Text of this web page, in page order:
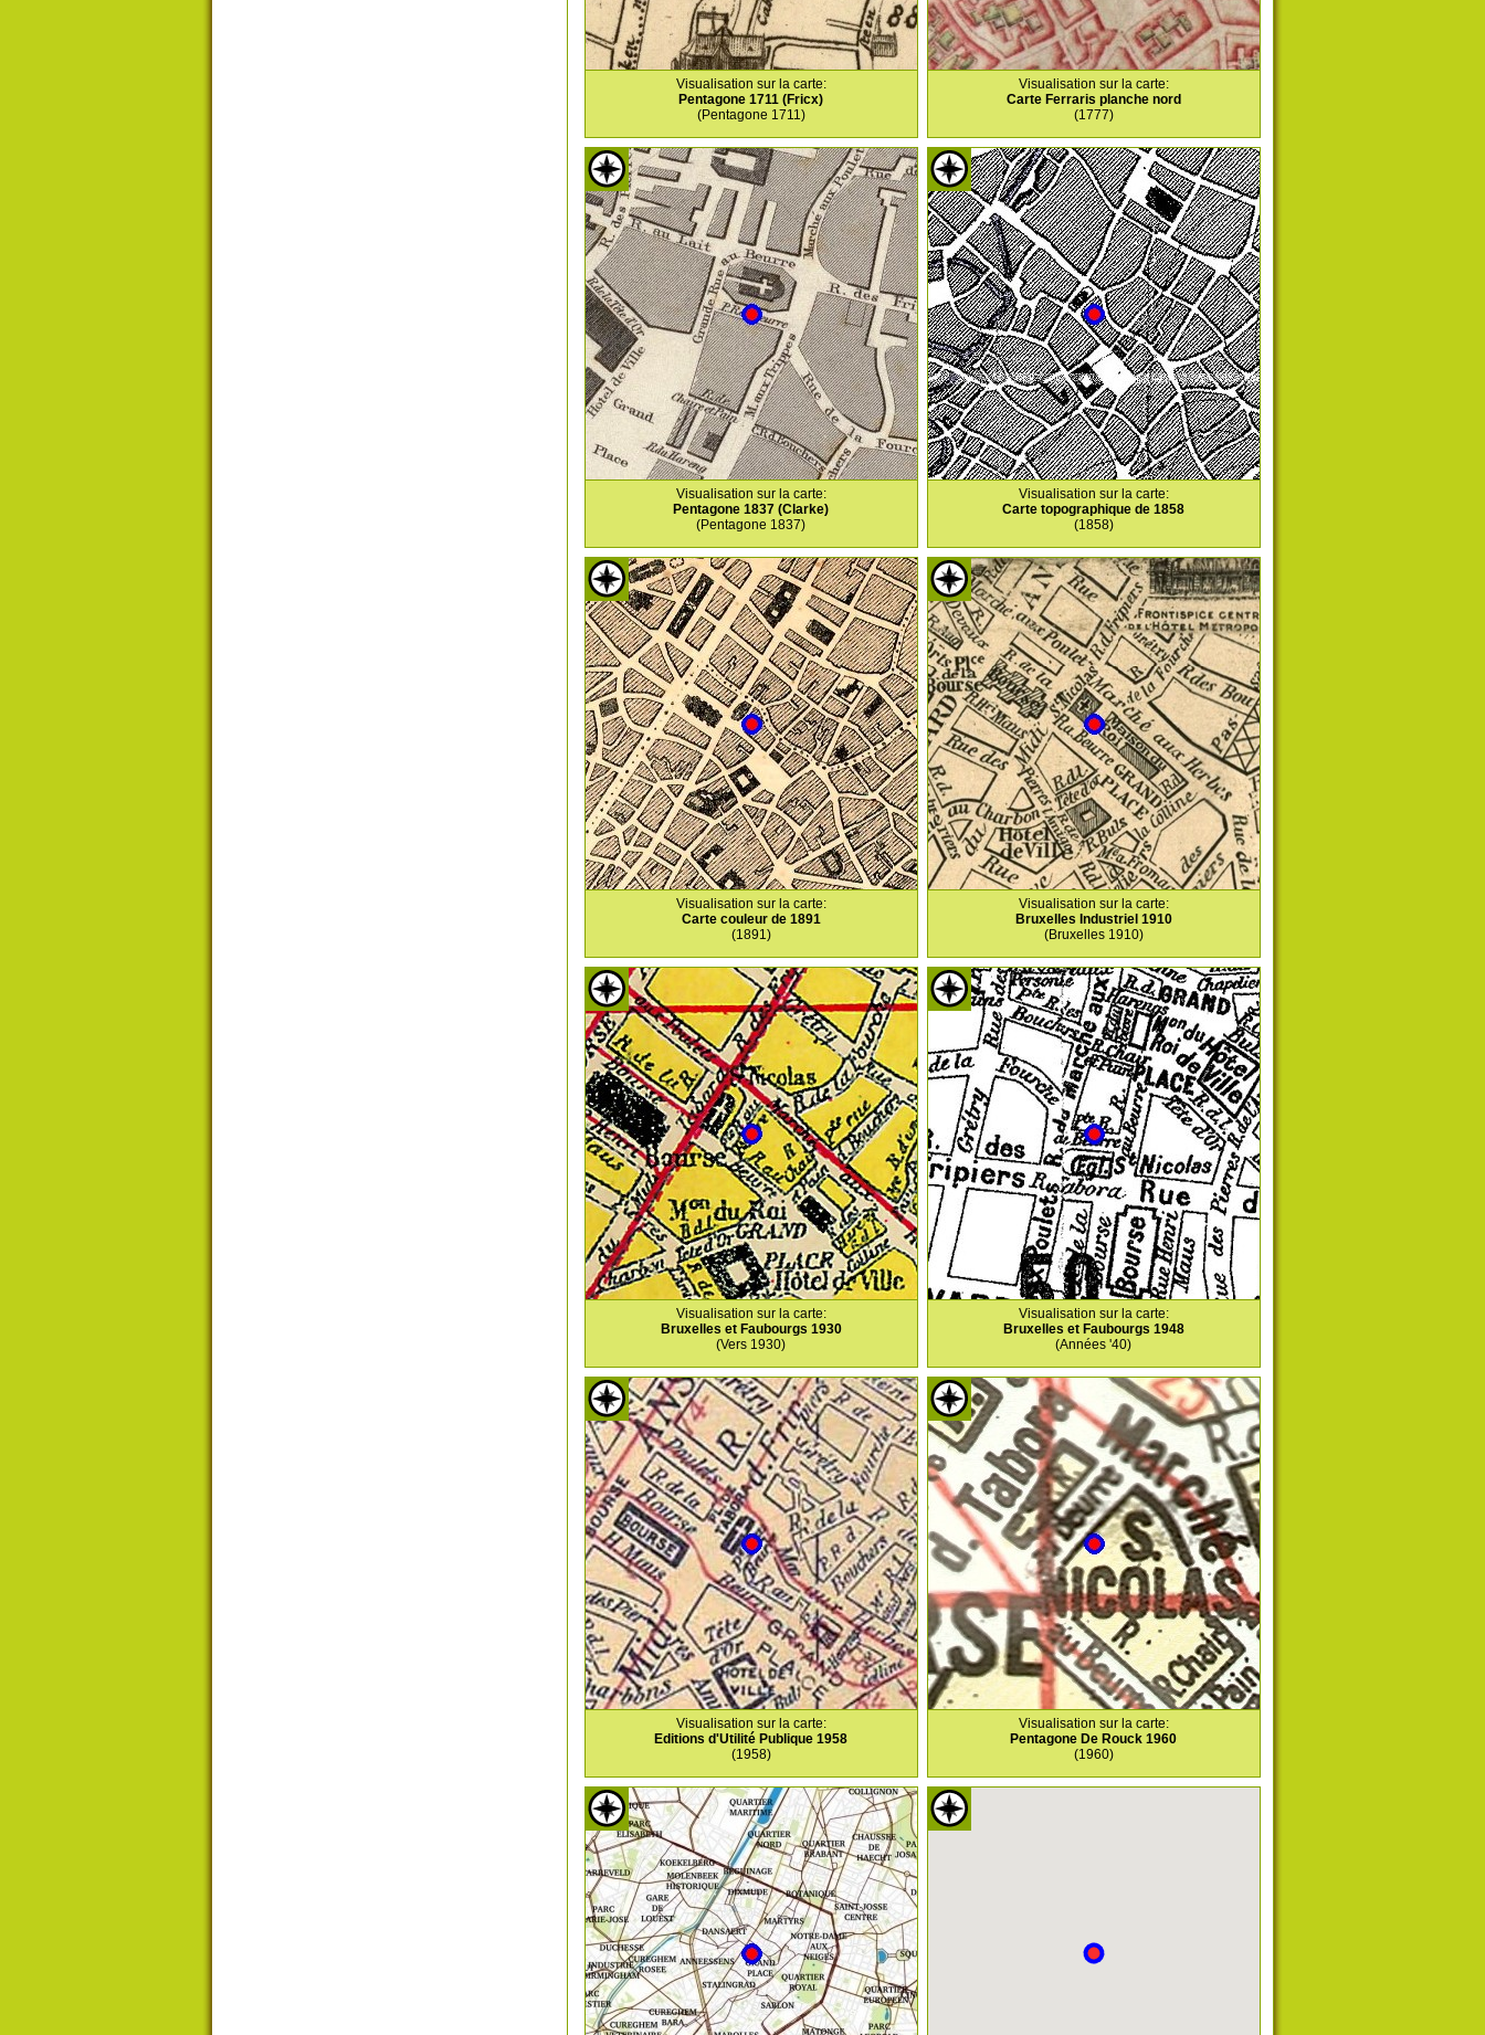
Visualisation sur la carte:
Pentagone 1711 (Fricx)
(Pentagone 1711)
Visualisation sur la carte:
Carte Ferraris planche nord
(1777)
Visualisation sur la carte:
Pentagone 1837 (Clarke)
(Pentagone 1837)
Visualisation sur la carte:
Carte topographique de 1858
(1858)
Visualisation sur la carte:
Carte couleur de 1891
(1891)
Visualisation sur la carte:
Bruxelles Industriel 1910
(Bruxelles 1910)
Visualisation sur la carte:
Bruxelles et Faubourgs 1930
(Vers 1930)
Visualisation sur la carte:
Bruxelles et Faubourgs 1948
(Années '40)
Visualisation sur la carte:
Editions d'Utilité Publique 1958
(1958)
Visualisation sur la carte:
Pentagone De Rouck 1960
(1960)